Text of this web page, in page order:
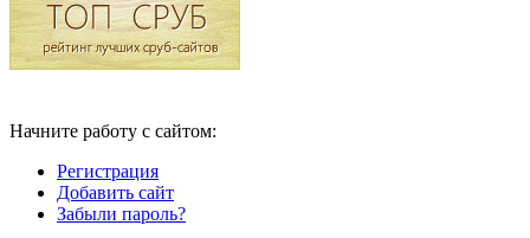
Начните работу с сайтом:
Регистрация
Добавить сайт
Забыли пароль?